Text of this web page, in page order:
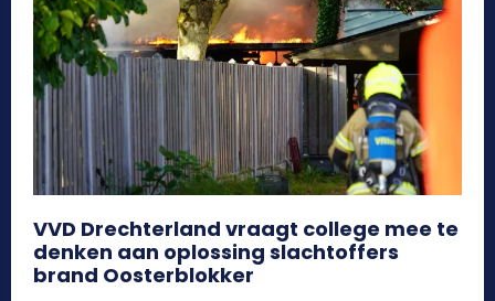
VVD Drechterland vraagt college mee te
denken aan oplossing slachtoffers
brand Oosterblokker